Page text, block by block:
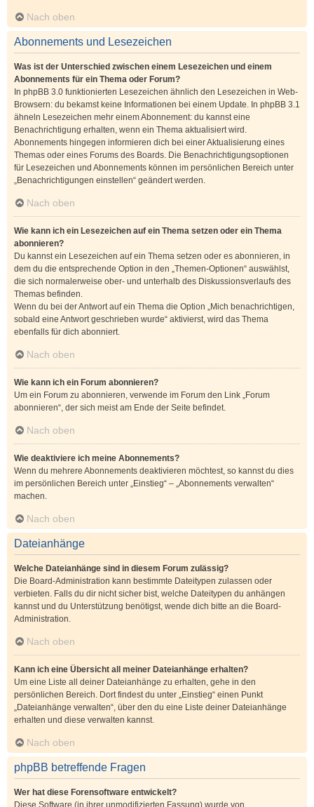
Nach oben
Abonnements und Lesezeichen
Was ist der Unterschied zwischen einem Lesezeichen und einem
Abonnements für ein Thema oder Forum?
In phpBB 3.0 funktionierten Lesezeichen ähnlich den Lesezeichen in Web-
Browsern: du bekamst keine Informationen bei einem Update. In phpBB 3.1
ähneln Lesezeichen mehr einem Abonnement: du kannst eine
Benachrichtigung erhalten, wenn ein Thema aktualisiert wird.
Abonnements hingegen informieren dich bei einer Aktualisierung eines
Themas oder eines Forums des Boards. Die Benachrichtigungsoptionen
für Lesezeichen und Abonnements können im persönlichen Bereich unter
„Benachrichtigungen einstellen“ geändert werden.
Nach oben
Wie kann ich ein Lesezeichen auf ein Thema setzen oder ein Thema
abonnieren?
Du kannst ein Lesezeichen auf ein Thema setzen oder es abonnieren, in
dem du die entsprechende Option in den „Themen-Optionen“ auswählst,
die sich normalerweise ober- und unterhalb des Diskussionsverlaufs des
Themas befinden.
Wenn du bei der Antwort auf ein Thema die Option „Mich benachrichtigen,
sobald eine Antwort geschrieben wurde“ aktivierst, wird das Thema
ebenfalls für dich abonniert.
Nach oben
Wie kann ich ein Forum abonnieren?
Um ein Forum zu abonnieren, verwende im Forum den Link „Forum
abonnieren“, der sich meist am Ende der Seite befindet.
Nach oben
Wie deaktiviere ich meine Abonnements?
Wenn du mehrere Abonnements deaktivieren möchtest, so kannst du dies
im persönlichen Bereich unter „Einstieg“ – „Abonnements verwalten“
machen.
Nach oben
Dateianhänge
Welche Dateianhänge sind in diesem Forum zulässig?
Die Board-Administration kann bestimmte Dateitypen zulassen oder
verbieten. Falls du dir nicht sicher bist, welche Dateitypen du anhängen
kannst und du Unterstützung benötigst, wende dich bitte an die Board-
Administration.
Nach oben
Kann ich eine Übersicht all meiner Dateianhänge erhalten?
Um eine Liste all deiner Dateianhänge zu erhalten, gehe in den
persönlichen Bereich. Dort findest du unter „Einstieg“ einen Punkt
„Dateianhänge verwalten“, über den du eine Liste deiner Dateianhänge
erhalten und diese verwalten kannst.
Nach oben
phpBB betreffende Fragen
Wer hat diese Forensoftware entwickelt?
Diese Software (in ihrer unmodifizierten Fassung) wurde von